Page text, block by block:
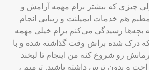
که بیشتر برام مهمه آرامش و
هم خدمات ایمپلنت و زیبایی انجام
بچه‌ها رسیدگی می‌کنم برام خیلی مهمه
درک شده براش وقت گذاشته شده و با
رو شروع کنه من اینجام تا لبخند
و بدون ترس داشته باشید. ترمیم ،